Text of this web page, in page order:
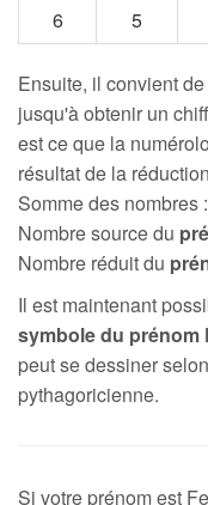
6
5
Ensuite, il convient
jusqu'à obtenir un
est ce que la
résultat de la
Somme des nombres
Nombre source du
Nombre réduit du
Il est maintenant
symbole du prénom
peut se dessiner
pythagoricienne.
Si votre prénom est